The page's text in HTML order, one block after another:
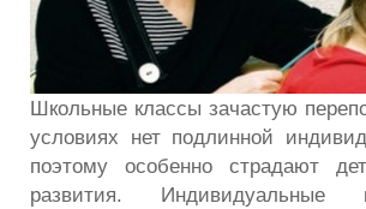
Школьные классы зачастую
условиях нет подлинной
поэтому особенно страдают
развития. Индивидуальные